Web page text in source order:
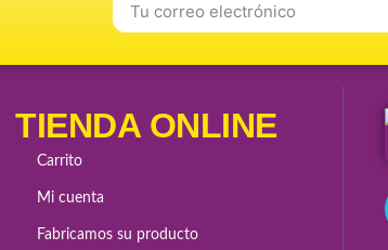
TIENDA ONLINE
Carrito
Mi cuenta
Fabricamos su producto